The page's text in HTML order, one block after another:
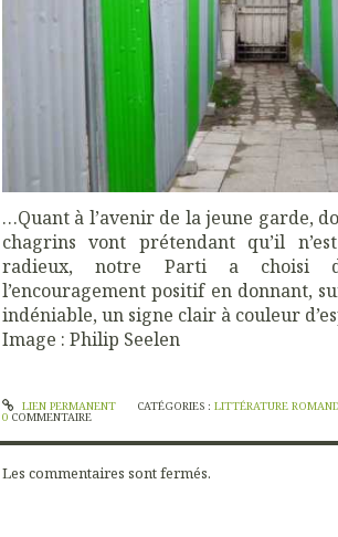
…Quant à l’avenir de la jeune garde,
chagrins vont prétendant qu’il
radieux, notre Parti a choisi
l’encouragement positif en donnant,
indéniable, un signe clair à couleur
Image : Philip Seelen
LIEN PERMANENT CATÉGORIES : LITTÉRATURE
0 COMMENTAIRE
Les commentaires sont fermés.